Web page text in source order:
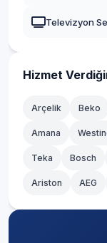
Oluklu
Osmaniye
Televizyon
Hizmet
Arçelik Beko
Amana
Teka Bosch
Ariston AEG